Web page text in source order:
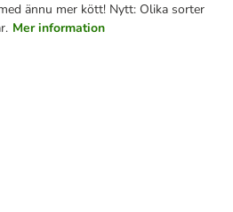
ännu mer kött! Nytt: Olika sorter
Mer information